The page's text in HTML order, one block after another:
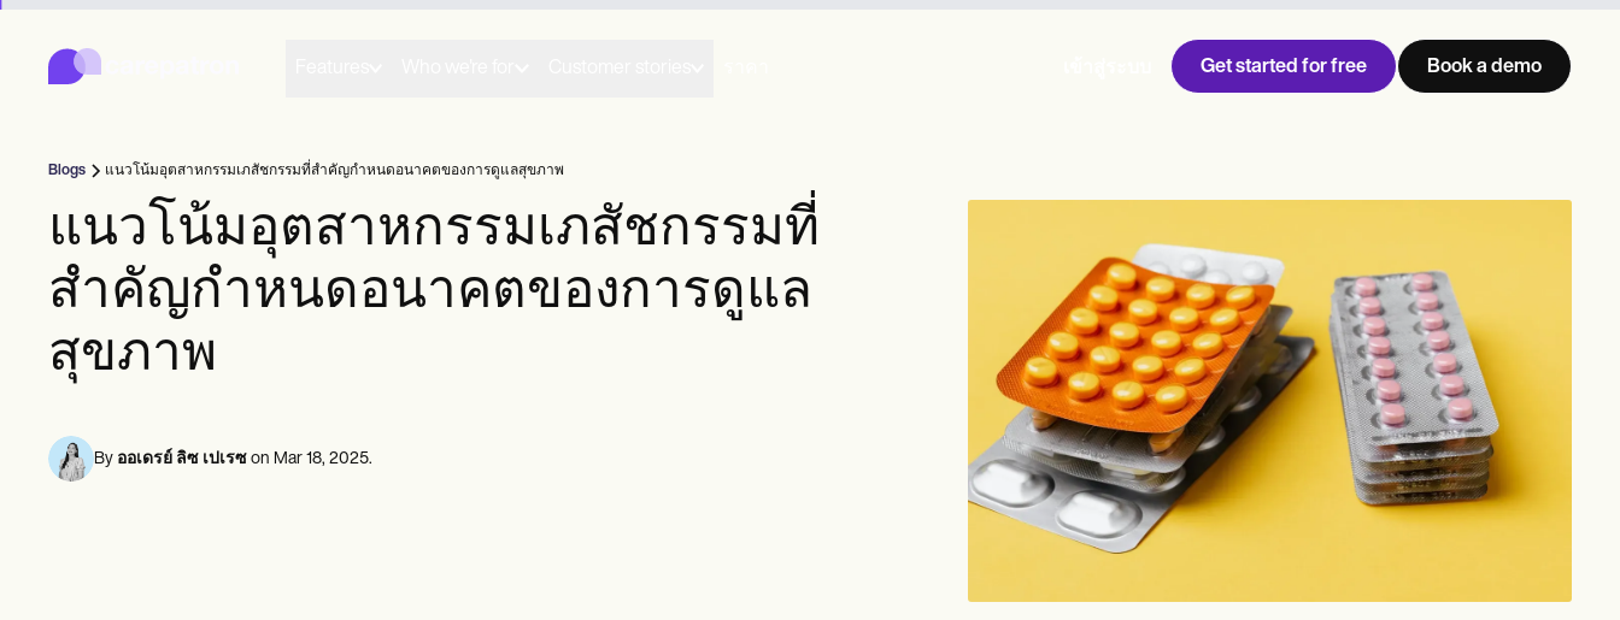
Carepatron
การจัดตารางเวลา
เอกสาร
การเรียกเก็บเงิน
การปฏิบัติตาม
แบบฟอร์มออนไลน์
การแจ้งเตือน
เทเลเฮลท์
หมายเหตุทางคลินิก
Community
ผู้ฝึกฝนคนเดียว
ที่ปรึกษา
Get started for free Book a demo
Blogs แนวโน้มอุตสาหกรรมเภสัชกรรมที่สำคัญกำหนดอนาคตของการดูแลสุขภาพ
แนวโน้มอุตสาหกรรมเภสัชกรรมที่
สำคัญกำหนดอนาคตของการดูแล
สุขภาพ
By ออเดรย์ ลิซ เปเรซ on Mar 18, 2025.